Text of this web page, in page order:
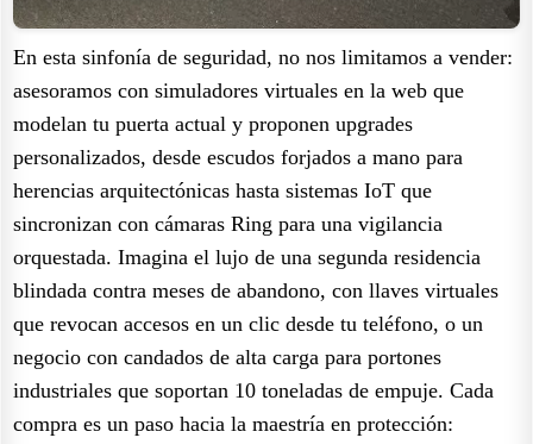
En esta sinfonía de seguridad, no nos limitamos a vender:
asesoramos con simuladores virtuales en la web que
modelan tu puerta actual y proponen upgrades
personalizados, desde escudos forjados a mano para
herencias arquitectónicas hasta sistemas IoT que
sincronizan con cámaras Ring para una vigilancia
orquestada. Imagina el lujo de una segunda residencia
blindada contra meses de abandono, con llaves virtuales
que revocan accesos en un clic desde tu teléfono, o un
negocio con candados de alta carga para portones
industriales que soportan 10 toneladas de empuje. Cada
compra es un paso hacia la maestría en protección: